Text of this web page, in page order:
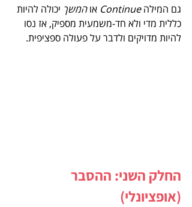
גם המילה Continue או המשך יכולה להיות
כללית מדי ולא חד-משמעית מספיק, אז נסו
להיות מדויקים ולדבר על פעולה ספציפית.
החלק השני: ההסבר
(אופציונלי)